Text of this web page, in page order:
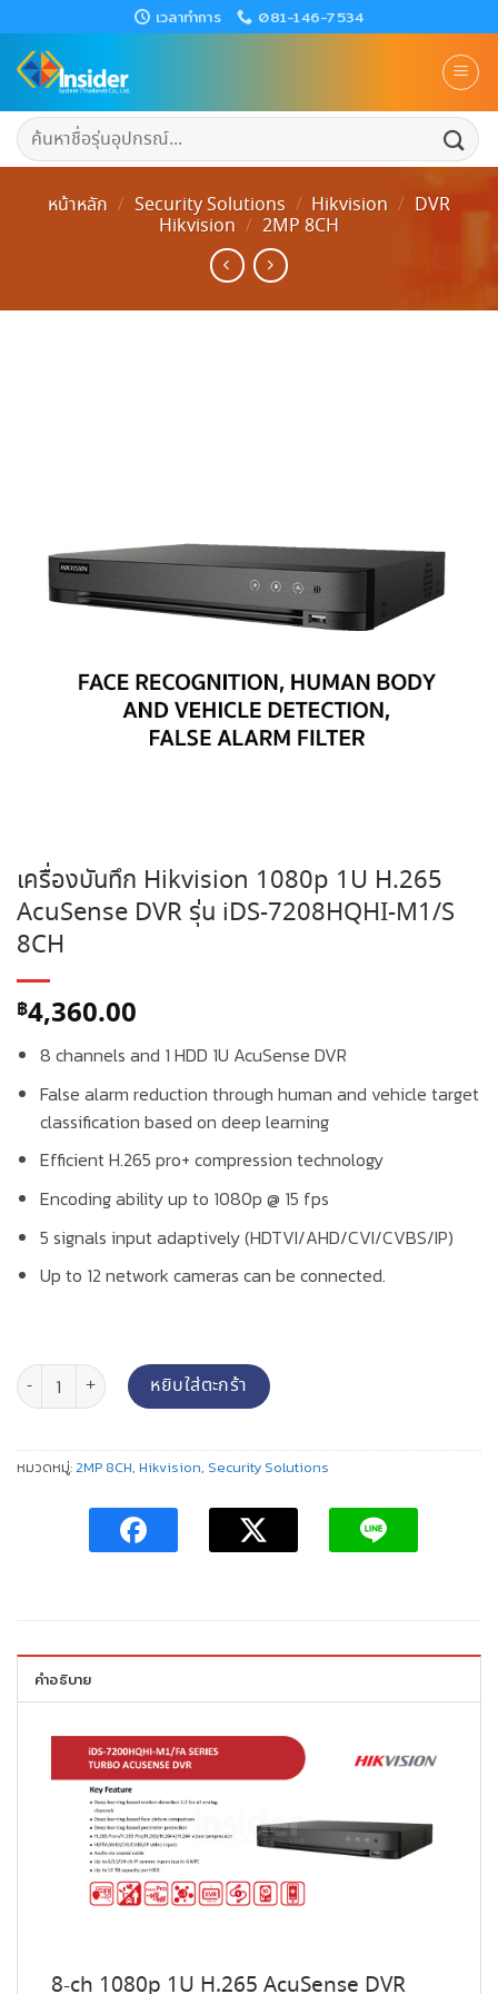
to
content
เวลาทำการ 081-146-7534
ค้นหา:
หน้าหลัก / Security Solutions / Hikvision / DVR
Hikvision / 2MP 8CH
เครื่องบันทึก Hikvision 1080p 1U H.265
AcuSense DVR รุ่น iDS-7208HQHI-M1/S
8CH
฿4,360.00
8 channels and 1 HDD 1U AcuSense DVR
False alarm reduction through human and vehicle target
classification based on deep learning
Efficient H.265 pro+ compression technology
Encoding ability up to 1080p @ 15 fps
5 signals input adaptively (HDTVI/AHD/CVI/CVBS/IP)
Up to 12 network cameras can be connected.
จำนวน เครื่องบันทึก Hikvision 1080p 1U H.265 AcuSense DVR รุ่น
หยิบใส่ตะกร้า
หมวดหมู่:2MP 8CH, Hikvision, Security Solutions
คำอธิบาย
8-ch 1080p 1U H.265 AcuSense DVR